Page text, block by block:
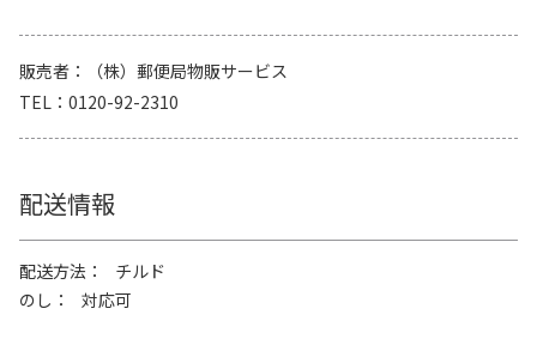
販売者
（株）郵便局物販サービス
TEL
0120-92-2310
配送情報
配送方法
チルド
のし
対応可